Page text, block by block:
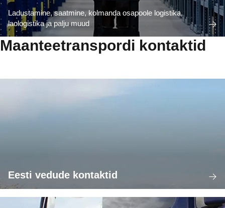
Ladustamine, saatmine, kolmanda osapoole logistika,
laologistika ja palju muud
Maanteetranspordi kontaktid
Eesti vedude kontaktid